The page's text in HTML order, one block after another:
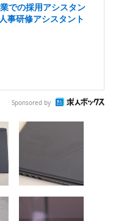
での採用アシスタン
事研修アシスタント
Sponsored by